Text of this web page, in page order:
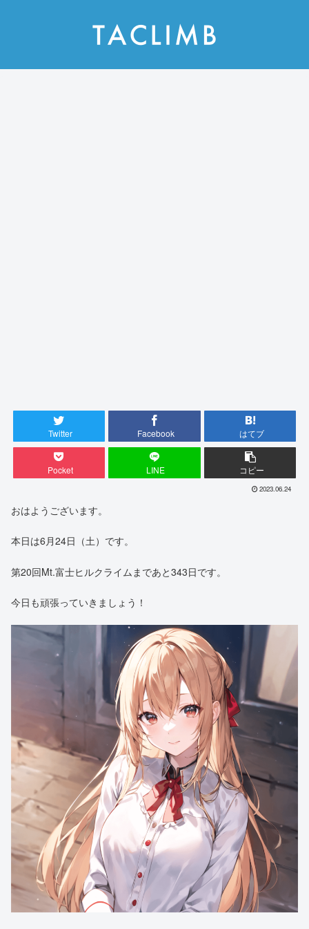
Twitter Facebook はてブ
Pocket LINE コピー
2023.06.24
おはようございます。
本日は6月24日（土）です。
第20回Mt.富士ヒルクライムまであと343日です。
今日も頑張っていきましょう！